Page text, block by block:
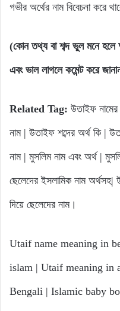
গভীর অর্থের নাম বিবেচনা করে
(কোন তথ্য বা শব্দ ভুল মনে
এবং ভাল লাগলে কমেন্ট করে
Related Tag: উতাইফ
নাম | উতাইফ শব্দের অর্থ কি |
নাম | মুসলিম নাম এবং অর্থ |
ছেলেদের ইসলামিক নাম অর্থসহ|
দিয়ে ছেলেদের নাম।
Utaif name meaning in
islam | Utaif meaning in
Bengali | Islamic baby